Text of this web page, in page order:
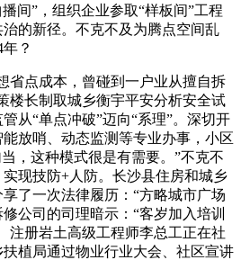
间”，组织企业参取“样板间”工程
的新径。不克不及为腾点空间乱
？
点成本，曾碰到一户业从擅自拆
楼长制取城乡衡宇平安分析安全试
从“单点冲破”迈向“系理”。深切开
放哨、动态监测等专业办事，小区
，这种模式很是有需要。”不克不
现技防+人防。长沙县住房和城乡
了一次法律履历：“方略城市广场
公司的司理暗示：“客岁加入培训
注册岩土高级工程师李总工正在社
植局通过物业行业大会、社区宣讲